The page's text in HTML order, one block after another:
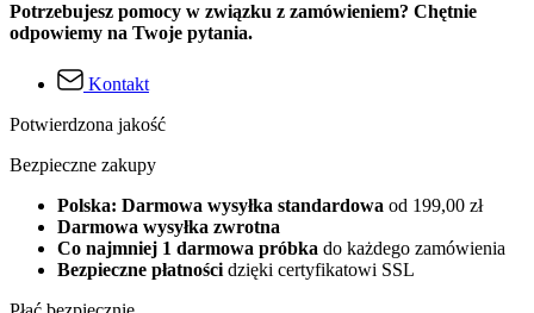
Potrzebujesz pomocy w związku z zamówieniem? Chętnie
odpowiemy na Twoje pytania.
Kontakt
Potwierdzona jakość
Bezpieczne zakupy
Polska: Darmowa wysyłka standardowa od 199,00 zł
Darmowa wysyłka zwrotna
Co najmniej 1 darmowa próbka do każdego zamówienia
Bezpieczne płatnościdzięki certyfikatowi SSL